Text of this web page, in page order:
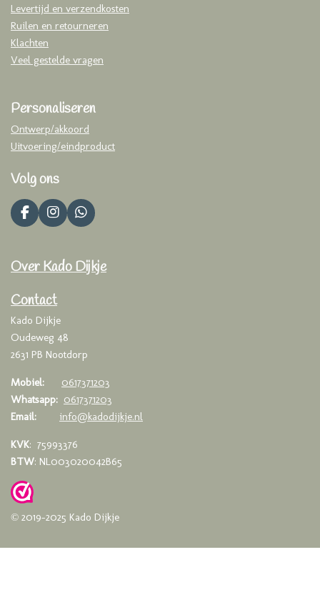
Levertijd en verzendkosten
Ruilen en retourneren
Klachten
Veel gestelde vragen
Personaliseren
Ontwerp/akkoord
Uitvoering/eindproduct
Volg ons
F
a
b
o
k
I
n
a
r
a
m
W
h
s
Over Kado Dijkje
Contact
Kado Dijkje
Oudeweg 48
2631 PB Nootdorp
Mobiel:
0617371203
Whatsapp: 0617371203
Email:
info@kadodijkje.nl
KVK: 75993376
BTW: NL003020042B65
© 2019-2025 Kado Dijkje